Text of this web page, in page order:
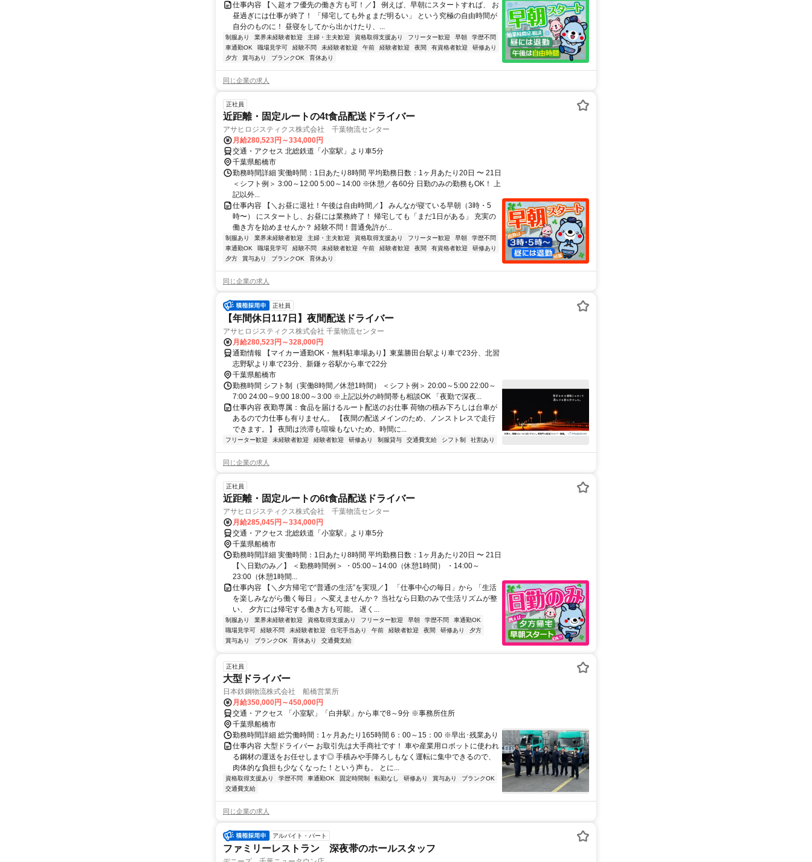
仕事内容 【＼超オフ優先の働き方も可！／】 例えば、早朝にスタートすれば、 お
昼過ぎには仕事が終了！ 「帰宅しても外ｇまだ明るい」 という究極の自由時間が
自分のものに！ 昼寝をしてから出かけたり、...
制服あり 業界未経験者歓迎 主婦・主夫歓迎 資格取得支援あり フリーター歓迎 早朝
学歴不問
車通勤OK
職場見学可 経験不問 未経験者歓迎 午前 経験者歓迎 夜間 有資格者歓迎
研修あり
夕方
賞与あり ブランクOK 育休あり
同じ企業の求人
正社員
近距離・固定ルートの4t食品配送ドライバー
アサヒロジスティクス株式会社 千葉物流センター
月給280,523円～334,000円
交通・アクセス 北総鉄道「小室駅」より車5分
千葉県船橋市
勤務時間詳細 実働時間：1日あたり8時間 平均勤務日数：1ヶ月あたり20日 〜 21日
＜シフト例＞ 3:00～12:00 5:00～14:00 ※休憩／各60分 日勤のみの勤務もOK！ 上
記以外...
仕事内容 【＼お昼に退社！午後は自由時間／】 みんなが寝ている早朝（3時・5
時〜） にスタートし、お昼には業務終了！ 帰宅しても「まだ1日がある」 充実の
働き方を始めませんか？ 経験不問！普通免許が...
制服あり 業界未経験者歓迎 主婦・主夫歓迎 資格取得支援あり フリーター歓迎 早朝
学歴不問
車通勤OK
職場見学可 経験不問 未経験者歓迎 午前 経験者歓迎 夜間 有資格者歓迎
研修あり
夕方
賞与あり ブランクOK 育休あり
同じ企業の求人
正社員
【年間休日117日】夜間配送ドライバー
アサヒロジスティクス株式会社 千葉物流センター
月給280,523円～328,000円
通勤情報 【マイカー通勤OK・無料駐車場あり】東葉勝田台駅より車で23分、北習
志野駅より車で23分、新鎌ヶ谷駅から車で22分
千葉県船橋市
勤務時間 シフト制（実働8時間／休憩1時間） ＜シフト例＞ 20:00～5:00 22:00～
7:00 24:00～9:00 18:00～3:00 ※上記以外の時間帯も相談OK 「夜勤で深夜...
仕事内容 夜勤専属：食品を届けるルート配送のお仕事 荷物の積み下ろしは台車が
あるので力仕事も有りません。 【夜間の配送メインのため、ノンストレスで走行
できます。】 夜間は渋滞も喧噪もないため、時間に...
フリーター歓迎 未経験者歓迎 経験者歓迎 研修あり 制服貸与 交通費支給 シフト制 社割あり
同じ企業の求人
正社員
近距離・固定ルートの6t食品配送ドライバー
アサヒロジスティクス株式会社 千葉物流センター
月給285,045円～334,000円
交通・アクセス 北総鉄道「小室駅」より車5分
千葉県船橋市
勤務時間詳細 実働時間：1日あたり8時間 平均勤務日数：1ヶ月あたり20日 〜 21日
【＼日勤のみ／】 ＜勤務時間例＞ ・05:00～14:00（休憩1時間） ・14:00～
23:00（休憩1時間...
仕事内容 【＼夕方帰宅で“普通の生活”を実現／】 「仕事中心の毎日」から 「生活
を楽しみながら働く毎日」 へ変えませんか？ 当社なら日勤のみで生活リズムが整
い、 夕方には帰宅する働き方も可能。 遅く...
制服あり 業界未経験者歓迎 資格取得支援あり フリーター歓迎 早朝 学歴不問
車通勤OK
職場見学可
経験不問 未経験者歓迎 住宅手当あり 午前 経験者歓迎 夜間 研修あり
夕方
賞与あり
ブランクOK 育休あり 交通費支給
正社員
大型ドライバー
日本鉄鋼物流株式会社 船橋営業所
月給350,000円～450,000円
交通・アクセス 「小室駅」「白井駅」から車で8～9分 ※事務所住所
千葉県船橋市
勤務時間詳細 総労働時間：1ヶ月あたり165時間 6：00～15：00 ※早出･残業あり
仕事内容 大型ドライバー お取引先は大手商社です！ 車や産業用ロボットに使われ
る鋼材の運送をお任せします◎ 手積みや手降ろしもなく運転に集中できるので、
肉体的な負担も少なくなった！という声も。 とに...
資格取得支援あり 学歴不問 車通勤OK 固定時間制 転勤なし 研修あり 賞与あり
ブランクOK
交通費支給
同じ企業の求人
アルバイト・パート
ファミリーレストラン 深夜帯のホールスタッフ